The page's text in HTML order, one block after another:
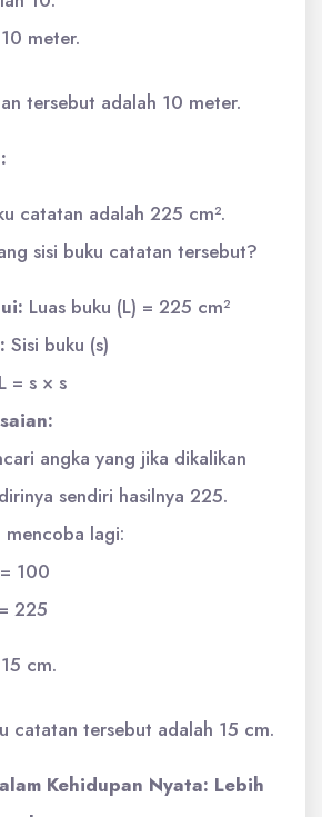
meter.
tersebut adalah 10 meter.
catatan adalah 225 cm².
sisi buku catatan tersebut?
Luas buku (L) = 225 cm²
Sisi buku (s)
L = s × s
angka yang jika dikalikan
sendiri hasilnya 225.
mencoba lagi:
100
225
cm.
catatan tersebut adalah 15 cm.
Kehidupan Nyata: Lebih